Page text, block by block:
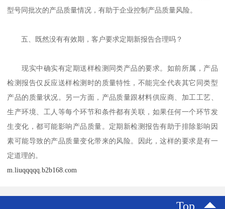
型号同批次的产品质量情况，有助于企业控制产品质量风险。
五、既然没有有效期，客户要求定期新报告合理吗？
现实中确实有定期送样检测同类产品的要求。如前所属，产品
检测报告仅反应送样检测时的质量特性，不能完全代表其它同类型
产品的质量状况。另一方面，产品质量跟材料供应商、加工工艺、
生产环境、工人等每个环节和条件都有关联，如果任何一个环节发
生变化，都可能影响产品质量。定期新检测报告有助于排除影响因
素可能导致的产品质量变化带来的风险。因此，这样的要求是有一
定道理的。
m.liuqqqqq.b2b168.com
Top